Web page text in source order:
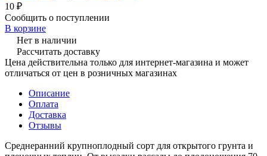
10 ₽
Сообщить о поступлении
В корзине
Нет в наличии
Рассчитать доставку
Цена действительна только для интернет-магазина и может
отличаться от цен в розничных магазинах
Описание
Оплата
Доставка
Отзывы
Среднеранний крупноплодный сорт для открытого грунта и